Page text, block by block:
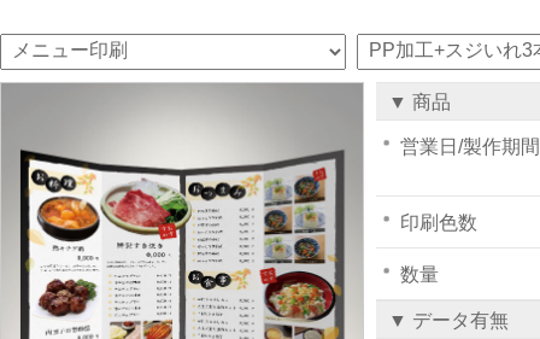
▼ 商品
営業日/製作期間
印刷色数
数量
▼ データ有無